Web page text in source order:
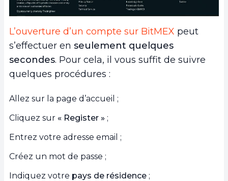
L’ouverture d’un compte sur BitMEX peut
s’effectuer en seulement quelques
secondes. Pour cela, il vous suffit de suivre
quelques procédures :
Allez sur la page d’accueil ;
Cliquez sur « Register » ;
Entrez votre adresse email ;
Créez un mot de passe ;
Indiquez votre pays de résidence ;